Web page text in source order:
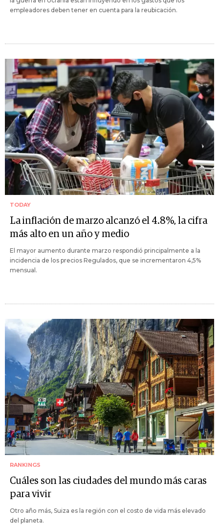
empleadores deben tener en cuenta para la reubicación.
TODAY
La inflación de marzo alcanzó el 4.8%, la cifra
más alto en un año y medio
El mayor aumento durante marzo respondió principalmente a la
incidencia de los precios Regulados, que se incrementaron 4,5%
mensual.
RANKINGS
Cuáles son las ciudades del mundo más caras
para vivir
Otro año más, Suiza es la región con el costo de vida más elevado
del planeta.